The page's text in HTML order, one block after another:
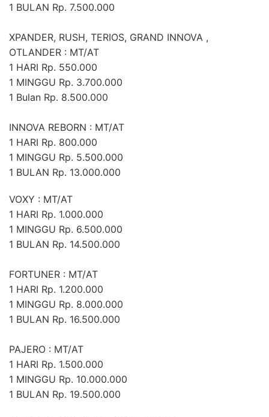
1 BULAN Rp. 7.500.000
XPANDER, RUSH, TERIOS, GRAND INNOVA ,
OTLANDER : MT/AT
1 HARI Rp. 550.000
1 MINGGU Rp. 3.700.000
1 Bulan Rp. 8.500.000
INNOVA REBORN : MT/AT
1 HARI Rp. 800.000
1 MINGGU Rp. 5.500.000
1 BULAN Rp. 13.000.000
VOXY : MT/AT
1 HARI Rp. 1.000.000
1 MINGGU Rp. 6.500.000
1 BULAN Rp. 14.500.000
FORTUNER : MT/AT
1 HARI Rp. 1.200.000
1 MINGGU Rp. 8.000.000
1 BULAN Rp. 16.500.000
PAJERO : MT/AT
1 HARI Rp. 1.500.000
1 MINGGU Rp. 10.000.000
1 BULAN Rp. 19.500.000